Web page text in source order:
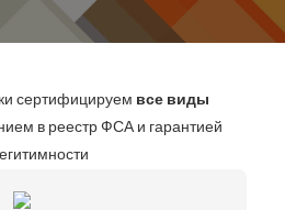
сертифицируем все виды
в реестр ФСА и гарантией